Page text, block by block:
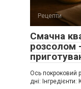
Рецепти
Смачна
розсолом
Ось покроковий
дні: